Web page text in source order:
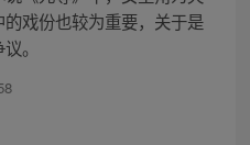
戏份也较为重要，关于是
。